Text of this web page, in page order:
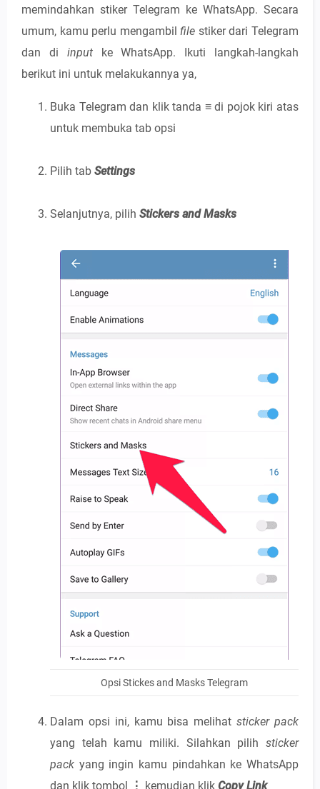
memindahkan stiker Telegram ke WhatsApp. Secara
umum, kamu perlu mengambilfile stiker dari Telegram
dan di input ke WhatsApp. Ikuti langkah-langkah
berikut ini untuk melakukannya ya,
Buka Telegram dan klik tanda ≡di pojok kiri atas
untuk membuka tab opsi
Pilih tab Settings
Selanjutnya, pilih Stickers and Masks
Opsi Stickes and Masks Telegram
Dalam opsi ini, kamu bisa melihatsticker pack
yang telah kamu miliki. Silahkan pilih sticker
pack yang ingin kamu pindahkan ke WhatsApp
dan klik tombol
⋮ kemudian klik Copy Link